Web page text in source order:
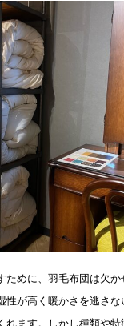
ために、羽毛布団は欠
性が高く暖かさを逃さ
れます。しかし種類や